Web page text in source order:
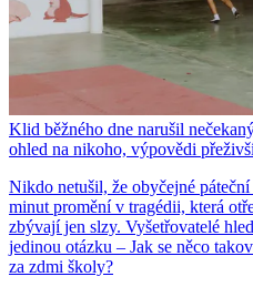
Klid běžného dne narušil
ohled na nikoho, výpovědi
Nikdo netušil, že obyčejné
minut promění v tragédii, která
zbývají jen slzy. Vyšetřovatelé
jedinou otázku – Jak se něco
za zdmi školy?